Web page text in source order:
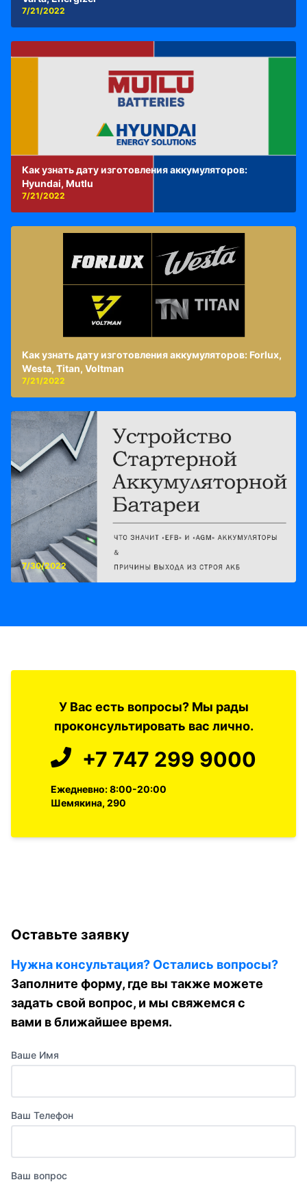
7/21/2022
Как узнать дату изготовления аккумуляторов:
Hyundai, Mutlu
7/21/2022
Как узнать дату изготовления аккумуляторов: Forlux,
Westa, Titan, Voltman
7/21/2022
7/30/2022
У Вас есть вопросы? Мы рады
проконсультировать вас лично.
+7 747 299 9000
Ежедневно: 8:00-20:00
Шемякина, 290
Оставьте заявку
Нужна консультация? Остались вопросы?
Заполните форму, где вы также можете
задать свой вопрос, и мы свяжемся с
вами в ближайшее время.
Ваше Имя
Ваш Телефон
Ваш вопрос